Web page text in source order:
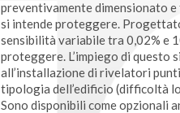
preventivamente dimensionato
si intende proteggere.
sensibilità variabile tra 0,02% e
proteggere. L’impiego di questo
all’installazione di rivelatori
tipologia dell’edificio (difficoltà
Sono disponibili come opzionali